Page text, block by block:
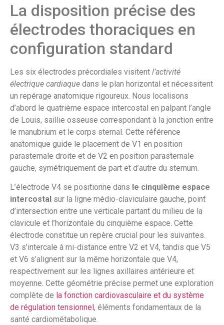
La disposition précise des
électrodes thoraciques en
configuration standard
Les six électrodes précordiales visitent l’activité
électrique cardiaque dans le plan horizontal et nécessitent
un repérage anatomique rigoureux. Nous localisons
d’abord le quatrième espace intercostal en palpant l’angle
de Louis, saillie osseuse correspondant à la jonction entre
le manubrium et le corps sternal. Cette référence
anatomique guide le placement de V1 en position
parasternale droite et de V2 en position parasternale
gauche, symétriquement de part et d’autre du sternum.
L’électrode V4 se positionne dans le cinquième espace
intercostal sur la ligne médio-claviculaire gauche, point
d’intersection entre une verticale partant du milieu de la
clavicule et l’horizontale du cinquième espace. Cette
électrode constitue un repère crucial pour les suivantes.
V3 s’intercale à mi-distance entre V2 et V4, tandis que V5
et V6 s’alignent sur la même horizontale que V4,
respectivement sur les lignes axillaires antérieure et
moyenne. Cette géométrie précise permet une exploration
complète de la fonction cardiovasculaire et du système
de régulation tensionnel , éléments fondamentaux de la
santé cardiométabolique.